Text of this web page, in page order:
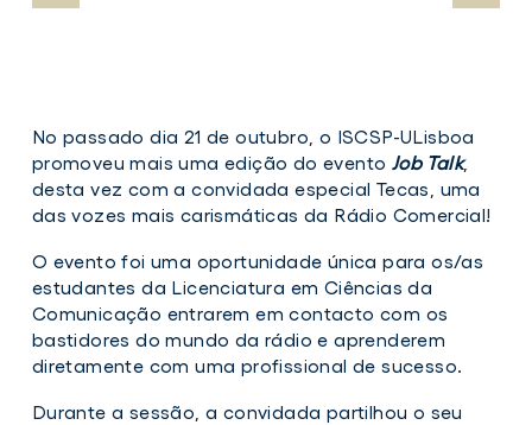
No passado dia 21 de outubro, o ISCSP-ULisboa
promoveu mais uma edição do evento Job Talk,
desta vez com a convidada especial Tecas, uma
das vozes mais carismáticas da Rádio Comercial!
O evento foi uma oportunidade única para os/as
estudantes da Licenciatura em Ciências da
Comunicação entrarem em contacto com os
bastidores do mundo da rádio e aprenderem
diretamente com uma profissional de sucesso.
Durante a sessão, a convidada partilhou o seu